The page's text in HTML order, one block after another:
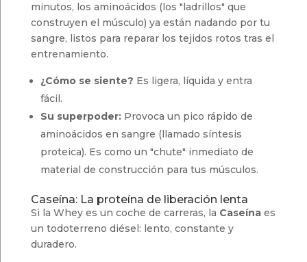
minutos, los aminoácidos (los "ladrillos" que
construyen el músculo) ya están nadando por tu
sangre, listos para reparar los tejidos rotos tras el
entrenamiento.
¿Cómo se siente? Es ligera, líquida y entra
fácil.
Su superpoder:Provoca un pico rápido de
aminoácidos en sangre (llamado síntesis
proteica). Es como un "chute" inmediato de
material de construcción para tus músculos.
Caseína: La proteína de liberación lenta
Si la Whey es un coche de carreras, la Caseínaes
un todoterreno diésel: lento, constante y
duradero.